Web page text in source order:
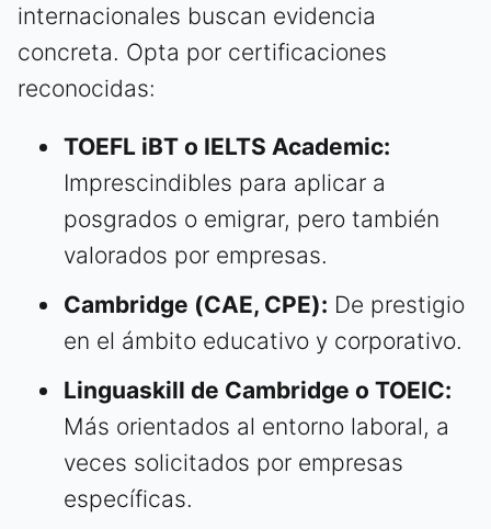
internacionales buscan evidencia
concreta. Opta por certificaciones
reconocidas:
TOEFL iBT o IELTS Academic:
Imprescindibles para aplicar a
posgrados o emigrar, pero también
valorados por empresas.
Cambridge (CAE, CPE): De prestigio
en el ámbito educativo y corporativo.
Linguaskill de Cambridge o TOEIC:
Más orientados al entorno laboral, a
veces solicitados por empresas
específicas.